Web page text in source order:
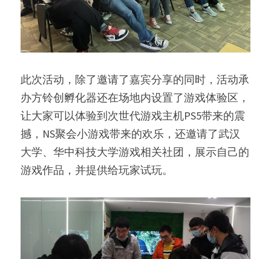
此次活动，除了邀请了嘉宾分享的同时，活动承
办方铃创孵化器还在场地内设置了游戏体验区，
让大家可以体验到次世代游戏主机PS5带来的震
撼，NS聚会小游戏带来的欢乐，还邀请了武汉
大学、华中科技大学游戏相关社团，展示自己的
游戏作品，并提供给玩家试玩。